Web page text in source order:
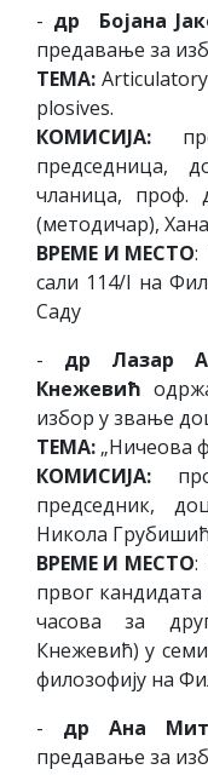
- др Бојана
предавање за
ТЕМА:
plosives.
КОМИСИЈА:
председница,
чланица, проф.
(методичар),
ВРЕМЕ И МЕСТО:
сали 114/I на
Саду
-
др Лазар
Кнежевић
избор у звање
ТЕМА: „Ничеова
КОМИСИЈА:
председник,
Никола
ВРЕМЕ И МЕСТО:
првог
часова за
Кнежевић) у
филозофију на
- др Ана
предавање за